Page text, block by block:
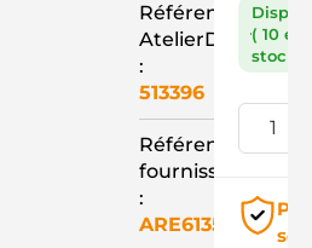
Référence
AtelierD
:
513396
Référence
fournisseur
:
ARE6135S
( 10 en
stock )